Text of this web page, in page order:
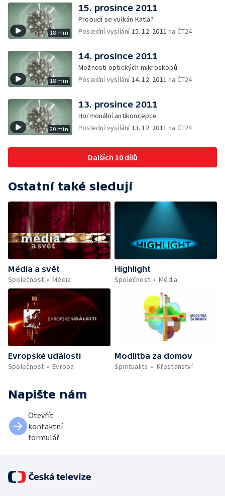
18 min
15. prosince 2011
Probudí se vulkán Katla?
Poslední vysílání15. 12. 2011 na ČT24
18 min
14. prosince 2011
Možnosti optických mikroskopů
Poslední vysílání14. 12. 2011 na ČT24
20 min
13. prosince 2011
Hormonální antikoncepce
Poslední vysílání13. 12. 2011 na ČT24
Dalších 10 dílů
Ostatní také sledují
Média a svět
Společnost
Média
Highlight
Společnost
Média
Evropské události
Společnost
Evropa
Modlitba za domov
Spiritualita
Křesťanství
Napište nám
Otevřít
kontaktní
formulář